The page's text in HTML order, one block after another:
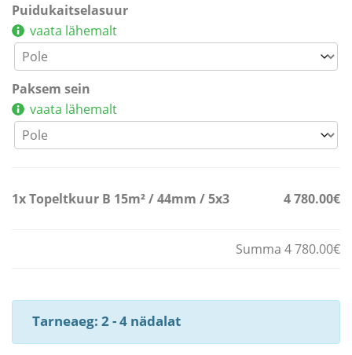
Puidukaitselasuur
vaata lähemalt
Paksem sein
vaata lähemalt
1xTopeltkuur B 15m² / 44mm / 5x3 4 780.00€
Summa 4 780.00€
Tarneaeg: 2 - 4 nädalat